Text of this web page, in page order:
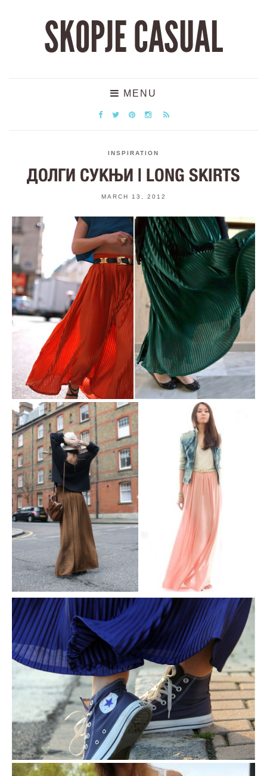
SKOPJE CASUAL
MENU
INSPIRATION
ДОЛГИ СУКЊИ | LONG SKIRTS
MARCH 13, 2012